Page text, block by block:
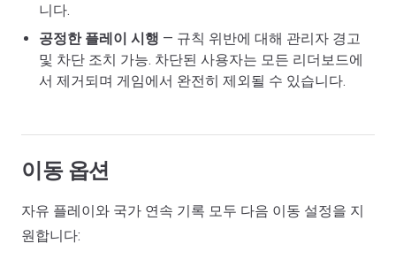
니다.
공정한 플레이 시행 — 규칙 위반에 대해 관리자 경고
및 차단 조치 가능. 차단된 사용자는 모든 리더보드에
서 제거되며 게임에서 완전히 제외될 수 있습니다.
이동 옵션
자유 플레이와 국가 연속 기록 모두 다음 이동 설정을 지
원합니다: